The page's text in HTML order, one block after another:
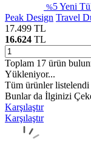
%5Yeni
Peak Design Travel
17.499 TL
16.624 TL
Toplam 17 ürün
Yükleniyor...
Tüm ürünler listelendi
Bunlar da İlginizi
Karşılaştır
Karşılaştır